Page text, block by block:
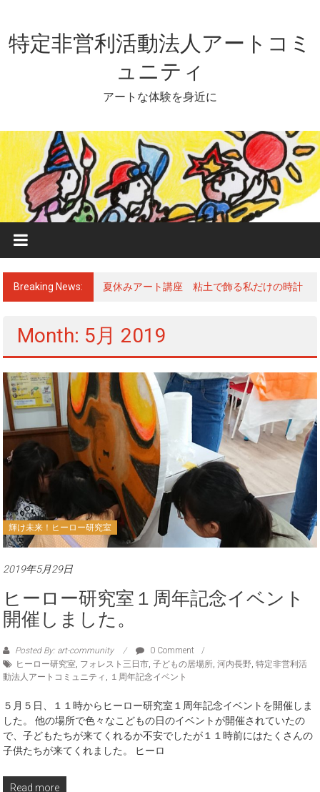
content
特定非営利活動法人アートコミ
ュニティ
アートな体験を身近に
Breaking News: 夏休みアート講座 粘土で飾る私だけの時計
Month: 5月 2019
輝け未来！ヒーロー研究室
2019年5月29日
ヒーロー研究室１周年記念イベント
開催しました。
Posted By: art-community
0 Comment
ヒーロー研究室, フォレスト三日市,子どもの居場所,河内長野,特定非営利活
動法人アートコミュニティ , １周年記念イベント
５月５日、１１時からヒーロー研究室１周年記念イベントを開催しま
した。 他の場所で色々なこどもの日のイベントが開催されていたの
で、子どもたちが来てくれるか不安でしたが１１時前にはたくさんの
子供たちが来てくれました。 ヒーロ
Read more